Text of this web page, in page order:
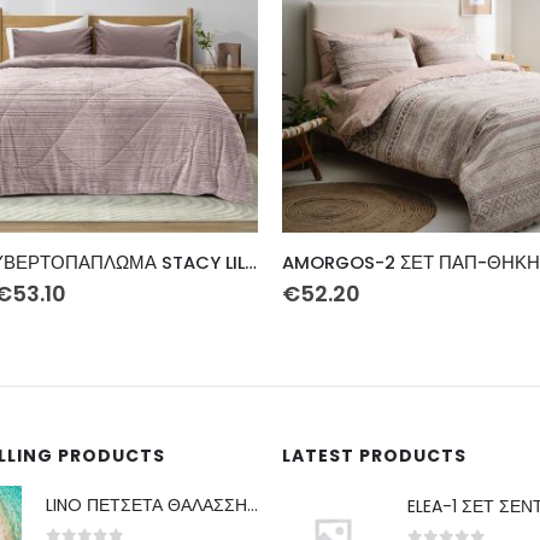
AMORGOS-2 ΣΕΤ ΠΑΠ-ΘΗΚΗ ΔΙΠΛΗ 200Χ240 3ΤΕΜ
€56.80
PRODUCTS
LINO ΠΕΤΣΕΤΑ ΘΑΛΑΣΣΗΣ AFRICAN BROWN 86X160
LATEST PRODUCTS